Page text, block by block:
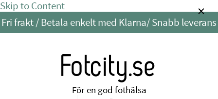
Skip to Content
Fri frakt / Betala enkelt med Klarna/ Snabb leverans
Fotcity.se
För en god fothälsa